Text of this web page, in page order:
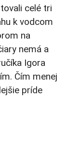
celé tri
k vodcom
na
nemá a
Igora
Čím menej
príde